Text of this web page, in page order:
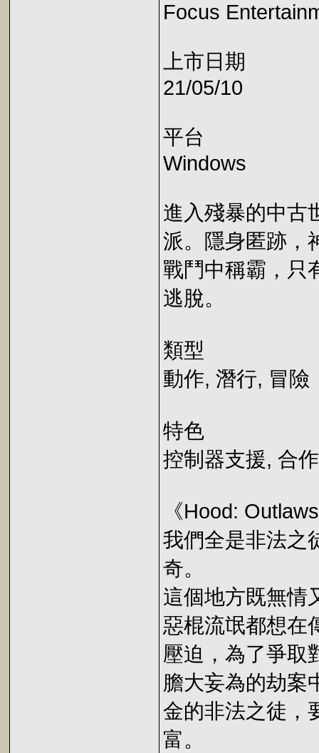
Focus
上市日期
21/05/10
平台
Windows
進入殘暴的中古
派。隱身匿跡，
戰鬥中稱霸，只
逃脫。
類型
動作, 潛行, 冒險
特色
控制器支援, 合
《Hood:
我們全是非法
奇。
這個地方既無情
惡棍流氓都想在
壓迫，為了爭取
膽大妄為的劫案
金的非法之徒，
富。